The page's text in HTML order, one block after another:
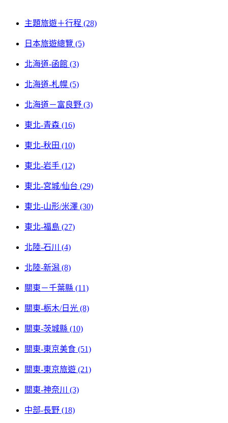
主題旅遊＋行程 (28)
日本旅遊總覽 (5)
北海道-函館 (3)
北海道-札幌 (5)
北海道－富良野 (3)
東北-青森 (16)
東北-秋田 (10)
東北-岩手 (12)
東北-宮城/仙台 (29)
東北-山形/米澤 (30)
東北-福島 (27)
北陸-石川 (4)
北陸-新潟 (8)
關東－千葉縣 (11)
關東-栃木/日光 (8)
關東-茨城縣 (10)
關東-東京美食 (51)
關東-東京旅遊 (21)
關東-神奈川 (3)
中部-長野 (18)